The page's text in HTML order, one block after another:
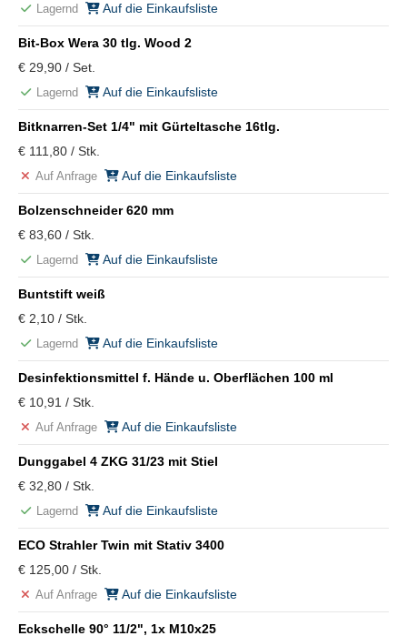
Lagernd Auf die Einkaufsliste
Bit-Box Wera 30 tlg. Wood 2
€ 29,90 / Set.
Lagernd Auf die Einkaufsliste
Bitknarren-Set 1/4" mit Gürteltasche 16tlg.
€ 111,80 / Stk.
Auf Anfrage Auf die Einkaufsliste
Bolzenschneider 620 mm
€ 83,60 / Stk.
Lagernd Auf die Einkaufsliste
Buntstift weiß
€ 2,10 / Stk.
Lagernd Auf die Einkaufsliste
Desinfektionsmittel f. Hände u. Oberflächen 100 ml
€ 10,91 / Stk.
Auf Anfrage Auf die Einkaufsliste
Dunggabel 4 ZKG 31/23 mit Stiel
€ 32,80 / Stk.
Lagernd Auf die Einkaufsliste
ECO Strahler Twin mit Stativ 3400
€ 125,00 / Stk.
Auf Anfrage Auf die Einkaufsliste
Eckschelle 90° 11/2", 1x M10x25